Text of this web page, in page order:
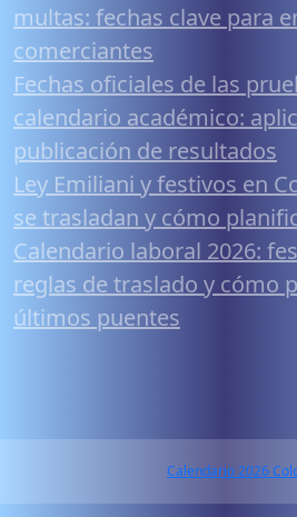
multas: fechas clave para
comerciantes
Fechas oficiales de las
calendario académico:
publicación de resultados
Ley Emiliani y festivos en
se trasladan y cómo
Calendario laboral 2026:
reglas de traslado y cómo
últimos puentes
Calendario 2026